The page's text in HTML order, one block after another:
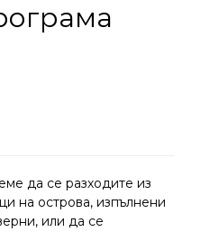
да се разходите из
на острова, изпълнени
или да се